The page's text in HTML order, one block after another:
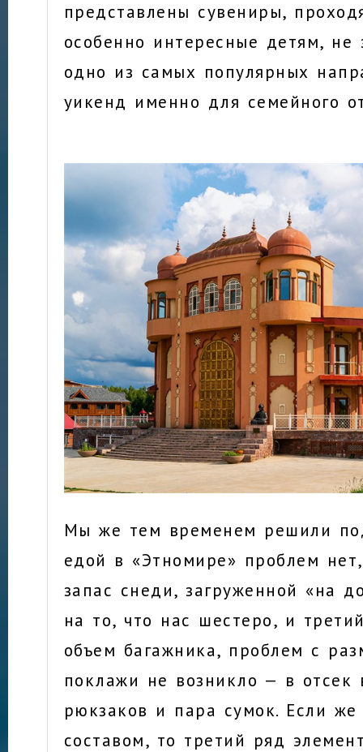
представлены сувениры,
особенно интересные детям, не
одно из самых популярных
уикенд именно для семейного
Мы же тем временем решили
едой в «Этномире» проблем
запас снеди, загруженной «на
на то, что нас шестеро, и
объем багажника, проблем с
поклажи не возникло — в отсек
рюкзаков и пара сумок. Если
составом, то третий ряд